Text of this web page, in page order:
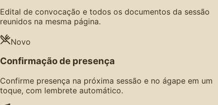
Edital de convocação e todos os documentos da sessão
reunidos na mesma página.
Novo
Confirmação de presença
Confirme presença na próxima sessão e no ágape em um
toque, com lembrete automático.